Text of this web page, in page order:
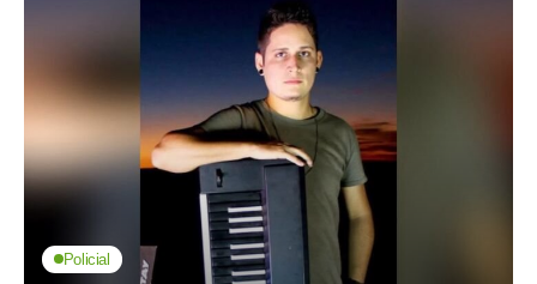
Policial